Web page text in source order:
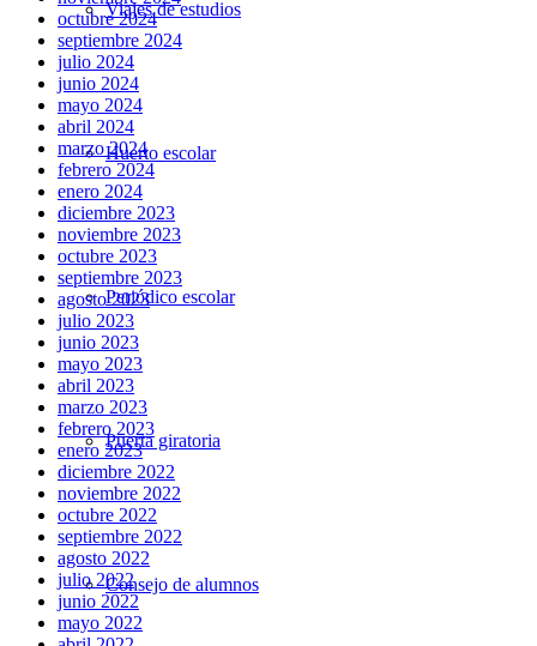
Viajes de estudios
Huerto escolar
Periódico escolar
Puerta giratoria
Consejo de alumnos
octubre 2024
septiembre 2024
julio 2024
junio 2024
mayo 2024
abril 2024
marzo 2024
febrero 2024
enero 2024
diciembre 2023
noviembre 2023
octubre 2023
septiembre 2023
agosto 2023
julio 2023
junio 2023
mayo 2023
abril 2023
marzo 2023
febrero 2023
enero 2023
diciembre 2022
noviembre 2022
octubre 2022
septiembre 2022
agosto 2022
julio 2022
junio 2022
mayo 2022